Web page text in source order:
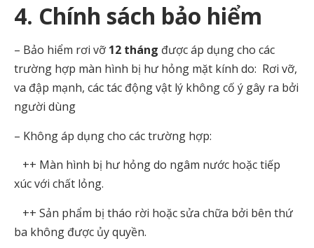
4. Chính sách bảo hiểm
– Bảo hiểm rơi vỡ 12 tháng được áp dụng cho các
trường hợp màn hình bị hư hỏng mặt kính do: Rơi vỡ,
va đập mạnh, các tác động vật lý không cố ý gây ra bởi
người dùng
– Không áp dụng cho các trường hợp:
++ Màn hình bị hư hỏng do ngâm nước hoặc tiếp
xúc với chất lỏng.
++ Sản phẩm bị tháo rời hoặc sửa chữa bởi bên thứ
ba không được ủy quyền.